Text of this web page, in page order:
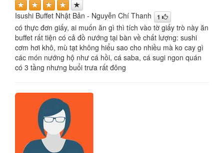
Isushi Buffet Nhật Bản - Nguyễn Chí Thanh 1
có thực đơn giấy, ai muốn ăn gì thì tích vào tờ giấy trò này ăn
buffet rất tiện có cả đồ nướng tại bàn về chất lượng: sushi
cơm hơi khô, mù tạt không hiểu sao cho nhiều mà ko cay gì
các món nướng hộ như cá hồi, cá saba, cá sugi ngon quán
có 3 tầng nhưng buổi trưa rất đông